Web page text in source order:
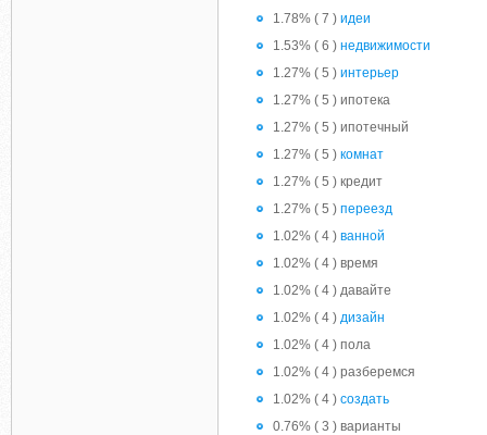
1.78% ( 7 ) идеи
1.53% ( 6 ) недвижимости
1.27% ( 5 ) интерьер
1.27% ( 5 ) ипотека
1.27% ( 5 ) ипотечный
1.27% ( 5 ) комнат
1.27% ( 5 ) кредит
1.27% ( 5 ) переезд
1.02% ( 4 ) ванной
1.02% ( 4 ) время
1.02% ( 4 ) давайте
1.02% ( 4 ) дизайн
1.02% ( 4 ) пола
1.02% ( 4 ) разберемся
1.02% ( 4 ) создать
0.76% ( 3 ) варианты